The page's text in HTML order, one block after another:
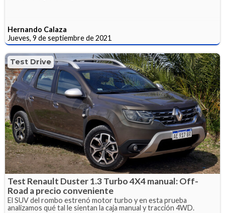
Hernando Calaza
Jueves, 9 de septiembre de 2021
Test Drive
Test Renault Duster 1.3 Turbo 4X4 manual: Off-
Road a precio conveniente
El SUV del rombo estrenó motor turbo y en esta prueba
analizamos qué tal le sientan la caja manual y tracción 4WD.